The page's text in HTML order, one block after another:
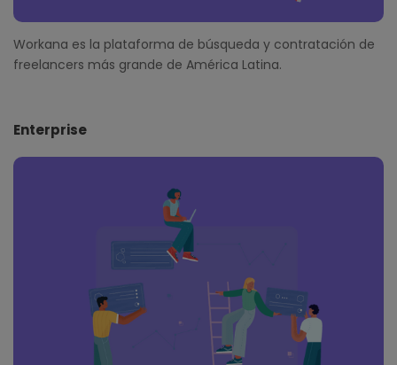
Workana es la plataforma de búsqueda y contratación de
freelancers más grande de América Latina.
Enterprise